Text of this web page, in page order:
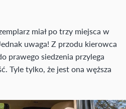
miał po trzy miejsca w
uwaga! Z przodu kierowca
prawego siedzenia przylega
Tyle tylko, że jest ona węższa